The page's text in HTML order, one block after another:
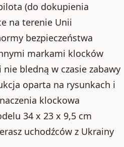
(do dokupienia
na terenie Unii
bezpieczeństwa
markami klocków
bledną w czasie zabawy
oparta na rysunkach i
klockowa
34 x 23 x 9,5 cm
uchodźców z Ukrainy